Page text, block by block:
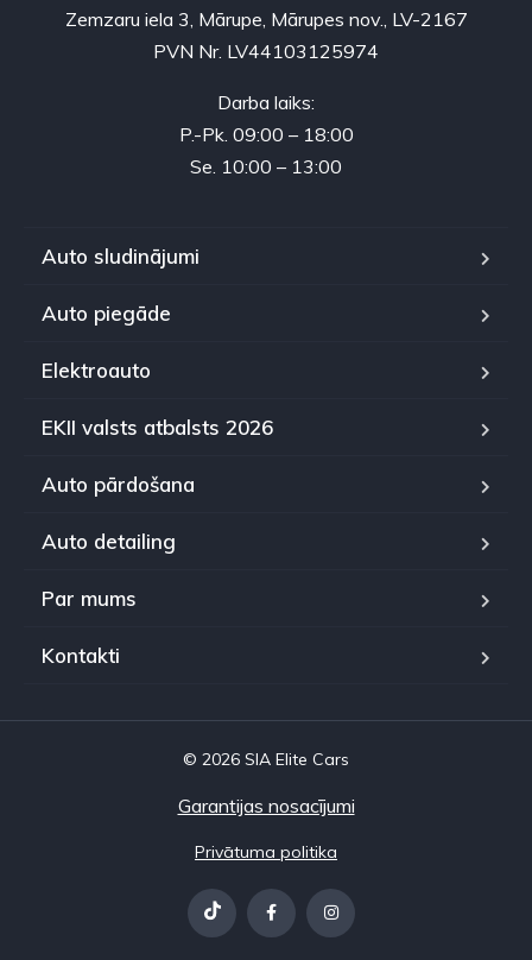
Zemzaru iela 3, Mārupe, Mārupes nov., LV-2167
PVN Nr. LV44103125974
Darba laiks:
P.-Pk. 09:00 – 18:00
Se. 10:00 – 13:00
Auto sludinājumi
Auto piegāde
Elektroauto
EKII valsts atbalsts 2026
Auto pārdošana
Auto detailing
Par mums
Kontakti
© 2026 SIA Elite Cars
Garantijas nosacījumi
Privātuma politika